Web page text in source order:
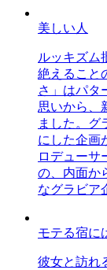
美しい人
ルッキズム
絶えること
さ」はパタ
思いから、
ました。グ
にした企画
ロデューサ
の、内面か
なグラビア
モテる宿に
彼女と訪れ